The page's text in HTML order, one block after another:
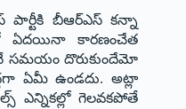
పార్టీకి బీఆర్ఎస్ కన్నా
ఏదయినా కారణంచేత
సమయం దొరుకుందేమో
ఏమీ ఉండదు. అట్లా
ఎన్నికల్లో గెలవకపోతే